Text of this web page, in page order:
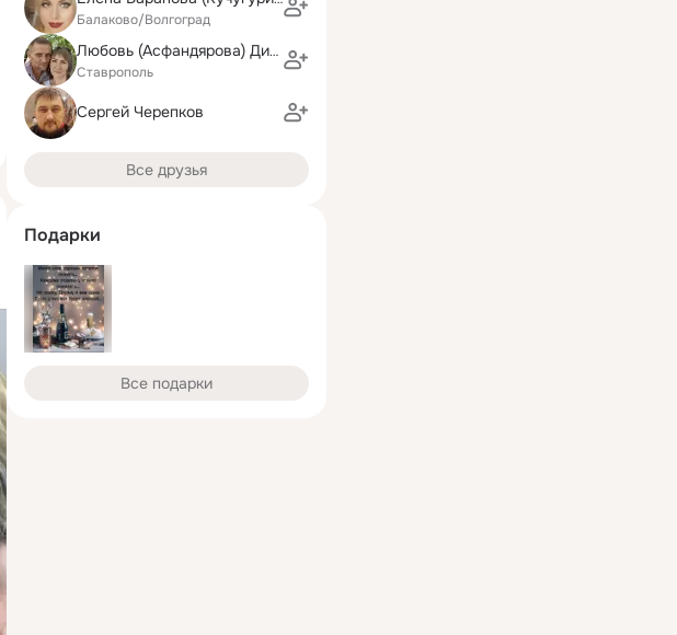
Балаково/Волгоград
Любовь (Асфандярова) Диденко
Ставрополь
Сергей Черепков
Все друзья
Подарки
Все подарки